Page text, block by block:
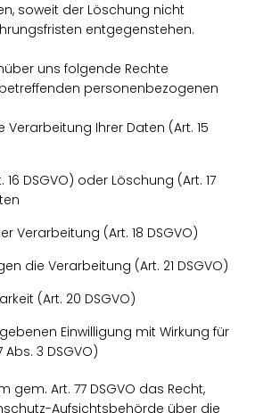
soweit der Löschung nicht
entgegenstehen.
uns folgende Rechte
personenbezogenen
Verarbeitung Ihrer Daten (Art. 15
DSGVO) oder Löschung (Art. 17
Verarbeitung (Art. 18 DSGVO)
die Verarbeitung (Art. 21 DSGVO)
(Art. 20 DSGVO)
Einwilligung mit Wirkung für
3 DSGVO)
gem. Art. 77 DSGVO das Recht,
Aufsichtsbehörde über die